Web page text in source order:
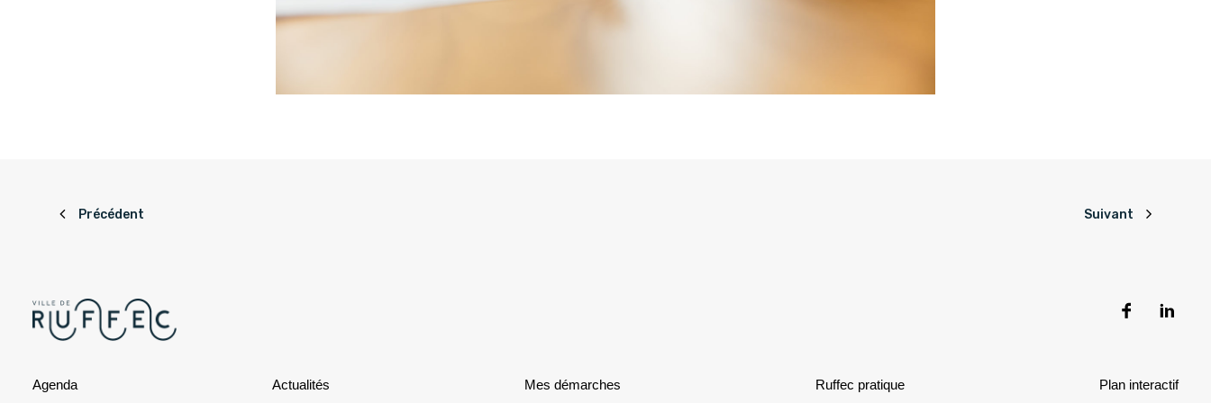
Précédent Suivant
Agenda Actualités Mes démarches Ruffec pratique Plan interactif